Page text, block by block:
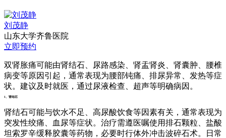
刘茂静
山东大学齐鲁医院
立即预约
双肾胀痛可能由肾结石、尿路感染、肾盂肾炎、肾囊肿、腰椎
病变等原因引起，通常表现为腰部钝痛、排尿异常、发热等症
状。建议及时就医，通过尿液检查、超声等明确病因。
1、肾结石
肾结石可能与饮水不足、高尿酸饮食等因素有关，通常表现为
突发性绞痛、血尿等症状。治疗需遵医嘱使用排石颗粒、盐酸
坦索罗辛缓释胶囊等药物，必要时行体外冲击波碎石术。日常